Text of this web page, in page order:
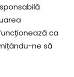
ca
ne să